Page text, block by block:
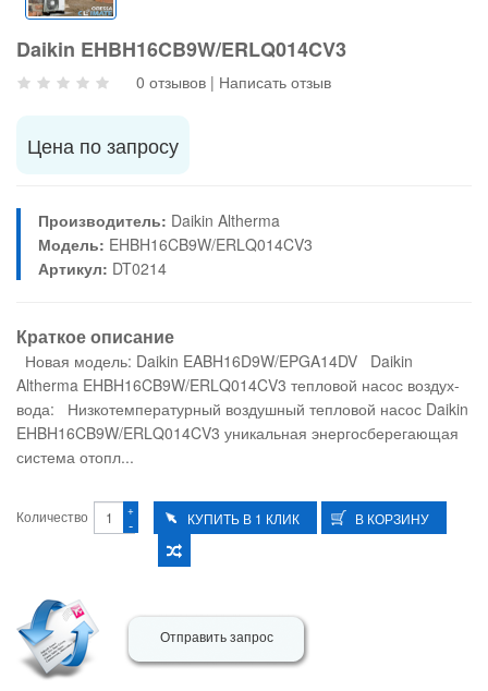
Daikin EHBH16CB9W/ERLQ014CV3
0 отзывов | Написать отзыв
Цена по запросу
Производитель: Daikin Altherma
Модель: EHBH16CB9W/ERLQ014CV3
Артикул: DT0214
Краткое описание
Новая модель: Daikin EABH16D9W/EPGA14DV Daikin
Altherma EHBH16CB9W/ERLQ014CV3 тепловой насос воздух-
вода: Низкотемпературный воздушный тепловой насос Daikin
EHBH16CB9W/ERLQ014CV3 уникальная энергосберегающая
система отопл...
Количество -
+
Отправить запрос